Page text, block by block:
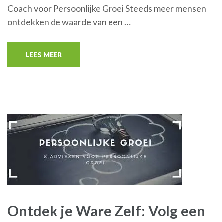
Coach voor Persoonlijke Groei Steeds meer mensen
ontdekken de waarde van een …
LEES MEER
Ontdek je Ware Zelf: Volg een